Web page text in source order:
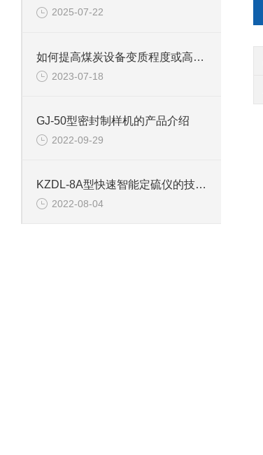
2025-07-22
如何提高煤炭设备变质程度或高或低时的准确度？
2023-07-18
GJ-50型密封制样机的产品介绍
2022-09-29
KZDL-8A型快速智能定硫仪的技术参数
2022-08-04